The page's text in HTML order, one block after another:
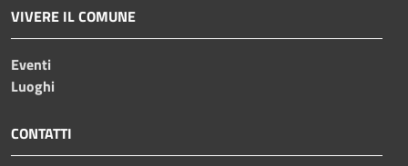
VIVERE IL COMUNE
Eventi
Luoghi
CONTATTI